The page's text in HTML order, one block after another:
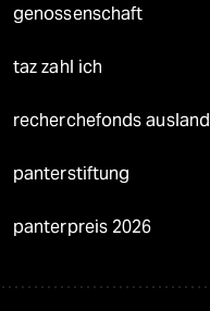
genossenschaft
taz zahl ich
recherchefonds ausland
panterstiftung
panterpreis 2026